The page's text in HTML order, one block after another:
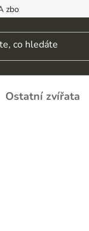
ODSTOUPENÍ
Ostatní zvířata